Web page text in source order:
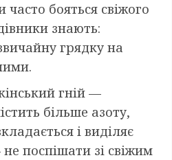
бояться свіжого
знають:
грядку на
гній —
більше азоту,
і виділяє
поспішати зі свіжим